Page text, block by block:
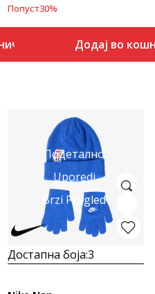
Попуст30%
Додај во
Подетално
Uporedi
Brzi Pregled
Достапна боја:3